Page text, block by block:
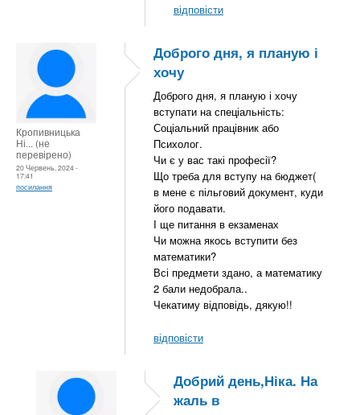
відповісти
Кропивницька
Ні... (не
перевірено)
20 Червень, 2024 -
17:41
посилання
Доброго дня, я планую і
хочу
Доброго дня, я планую і хочу
вступати на спеціальність:
Соціальний працівник або
Психолог.
Чи є у вас такі професії?
Що треба для вступу на бюджет(
в мене є пільговий документ, куди
його подавати.
І ще питання в екзаменах
Чи можна якось вступити без
математики?
Всі предмети здано, а математику
2 бали недобрала..
Чекатиму відповідь, дякую!!
відповісти
Добрий день,Ніка. На
жаль в